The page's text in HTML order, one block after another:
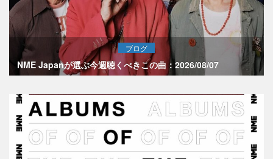
ブログ
NME Japanが選ぶ今週聴くべきこの曲：2026/08/07